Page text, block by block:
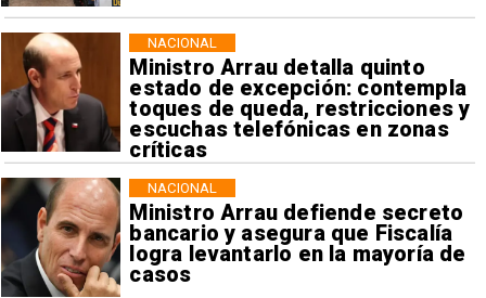
Ministro Arrau detalla quinto
estado de excepción: contempla
toques de queda, restricciones y
escuchas telefónicas en zonas
críticas
NACIONAL
Ministro Arrau defiende secreto
bancario y asegura que Fiscalía
logra levantarlo en la mayoría de
casos
NACIONAL